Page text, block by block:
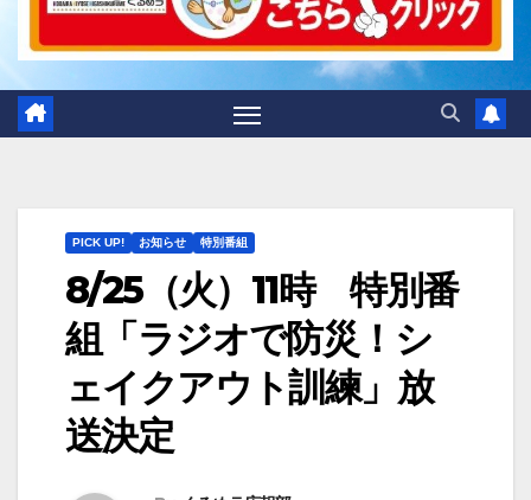
PICK UP! お知らせ 特別番組
8/25（火）11時 特別番
組「ラジオで防災！シ
ェイクアウト訓練」放
送決定